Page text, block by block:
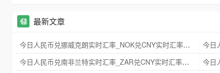
最新文章
今日人民币兑挪威克朗实时汇率_NOK兑CNY实时汇率查询 2025年09月21日
今日人民币兑南非兰特实时汇率_ZAR兑CNY实时汇率查询 2025年09月21日